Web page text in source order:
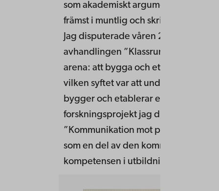
som akademiskt argument”. Jag
främst i muntlig och skriftlig
Jag disputerade våren 2010 på
avhandlingen ”Klassrummet som
arena: att bygga och etablera
vilken syftet var att undersöka hur
bygger och etablerar ethos. Tidigare
forskningsprojekt jag drivit är till
”Kommunikation mot profession.
som en del av den kommunikativa
kompetensen i utbildning”